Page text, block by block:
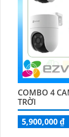
COMBO 4
TRỜI
5,900,000 ₫